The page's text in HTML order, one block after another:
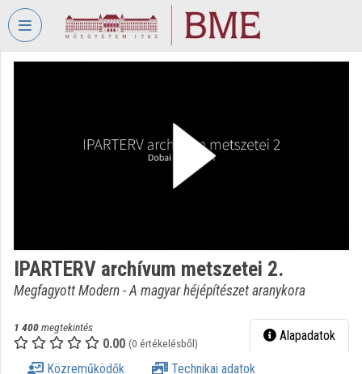
Fejléc kihagyása Menü kihagyása Tartalom kihagyása
Intézményi felfedezés
Kategóriák
Intézményi listák
IPARTERV archívum metszetei 2.
Megfagyott Modern - A magyar héjépítészet aranykora
1 400megtekintés
0.00 (0 értékelésből) Alapadatok
Közreműködők Technikai adatok